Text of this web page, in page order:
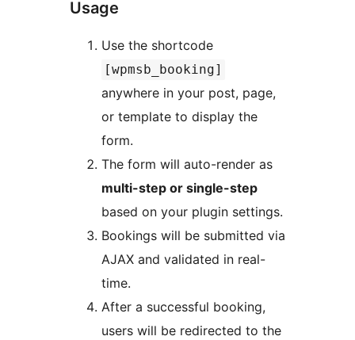
Usage
Use the shortcode
[wpmsb_booking]
anywhere in your post, page,
or template to display the
form.
The form will auto-render as
multi-step or single-step
based on your plugin settings.
Bookings will be submitted via
AJAX and validated in real-
time.
After a successful booking,
users will be redirected to the